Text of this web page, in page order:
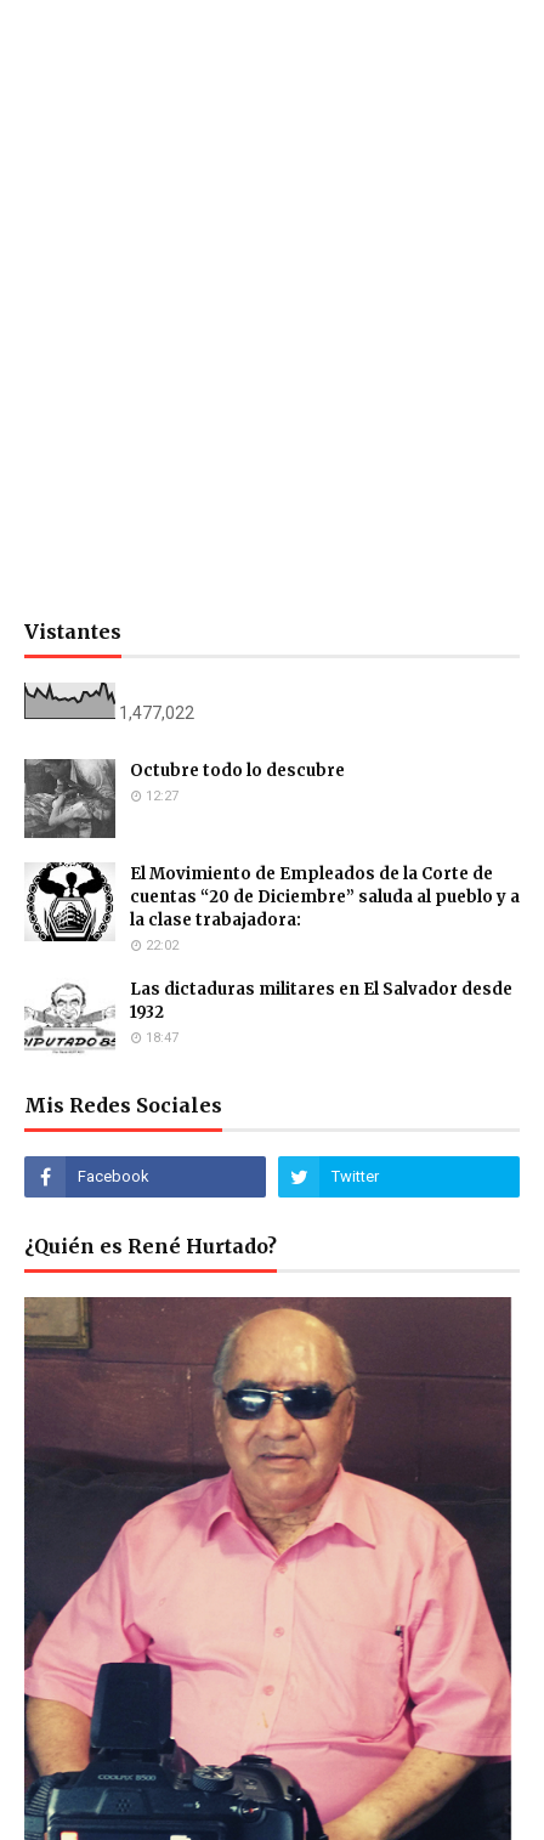
Vistantes
1,477,022
Octubre todo lo descubre
12:27
El Movimiento de Empleados de la Corte de
cuentas “20 de Diciembre” saluda al pueblo y a
la clase trabajadora:
22:02
Las dictaduras militares en El Salvador desde
1932
18:47
Mis Redes Sociales
¿Quién es René Hurtado?